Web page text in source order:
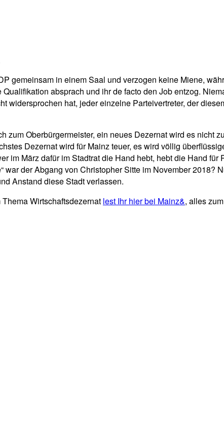
gemeinsam in einem Saal und verzogen keine Miene,
absprach und ihr de facto den Job entzog.
widersprochen hat, jeder einzelne Parteivertreter, der
zum Oberbürgermeister, ein neues Dezernat wird es nicht
Dezernat wird für Mainz teuer, es wird völlig
im März dafür im Stadtrat die Hand hebt, hebt die Hand
war der Abgang von Christopher Sitte im November 2018?
Anstand diese Stadt verlassen.
Wirtschaftsdezernat lest Ihr hier bei Mainz&, alles